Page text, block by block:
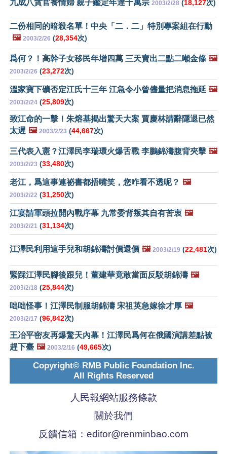
九成八貪官養情婦 親子鑑定年達十萬宗 2003/2/28 (18,127次)
二份相同的暗殺名單！中央「二．二」特別專案組在行動
🖼️ 2003/2/26 (28,354次)
爲何？！高幹子女移民年增四萬 三天賣出二點二噸金條 🖼️
2003/2/26 (23,272次)
溫家寶下礦否定江氏十三年 江急令小曾儘量把消息拖延 🖼️
2003/2/24 (25,809次)
致江命的一擊！朱熔基揭出驚天大案 賈慶林請辭隱退已然
太遲 🖼️ 2003/2/23 (44,667次)
三代表入憲？江澤民李瑞環火爆舌戰 李鵬錦濤腹背夾擊 🖼️
2003/2/23 (33,480次)
老江，爲這事連祕書都捂嘴笑，您咋看不透呢？ 🖼️
2003/2/22 (31,250次)
江宴請軍頭拉開內戰序幕 九常委背叛其自有苦衷 🖼️
2003/2/21 (31,134次)
江澤民利用這手兒和胡錦濤討價還價 🖼️ 2003/2/19 (22,481次)
緊踩江澤民腳後跟兒！董建華竟敢當面反駁胡錦濤 🖼️
2003/2/18 (25,844次)
咄咄怪事！江澤民制服胡錦濤 宋祖英急嫁徐才厚 🖼️
2003/2/17 (96,842次)
王冶平密友再爆驚天內幕！江澤民爲何在俄國演講差點被
趕下臺 🖼️ 2003/2/16 (49,665次)
Copyright© RMB Public Foundation Inc.
All Rights Reserved
人民報網站服務條款
關於我們
反饋信箱： editor@renminbao.com